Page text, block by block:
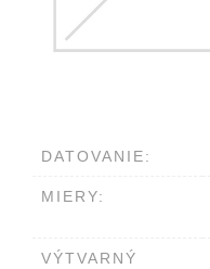
DATOVANIE:
MIERY:
VÝTVARNÝ